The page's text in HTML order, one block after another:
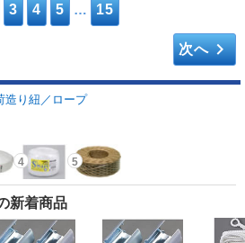
3 4 5 … 15
次へkeyboard_arrow_right
造り紐／ロープ
4 5
新着商品